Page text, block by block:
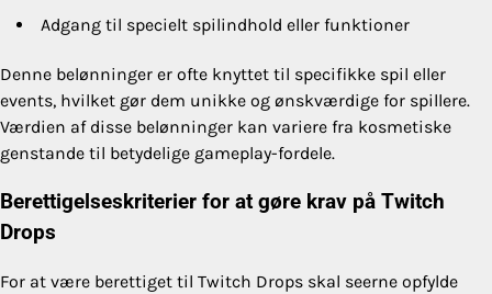
Adgang til specielt spilindhold eller funktioner
Denne belønninger er ofte knyttet til specifikke spil eller
events, hvilket gør dem unikke og ønskværdige for spillere.
Værdien af disse belønninger kan variere fra kosmetiske
genstande til betydelige gameplay-fordele.
Berettigelseskriterier for at gøre krav på Twitch
Drops
For at være berettiget til Twitch Drops skal seerne opfylde